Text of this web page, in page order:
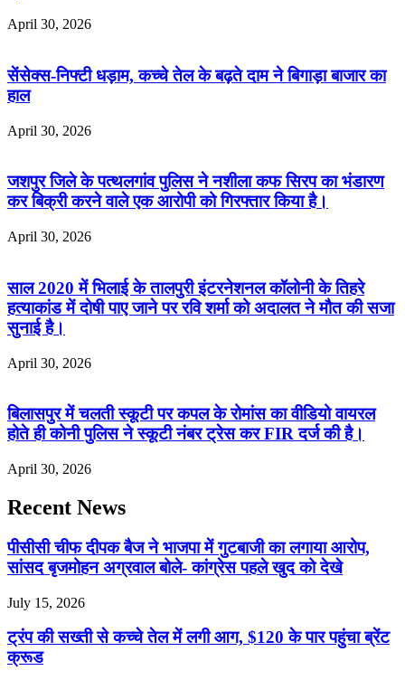
April 30, 2026
सेंसेक्स-निफ्टी धड़ाम, कच्चे तेल के बढ़ते दाम ने बिगाड़ा बाजार का
हाल
April 30, 2026
जशपुर जिले के पत्थलगांव पुलिस ने नशीला कफ सिरप का भंडारण
कर बिक्री करने वाले एक आरोपी को गिरफ्तार किया है।
April 30, 2026
साल 2020 में भिलाई के तालपुरी इंटरनेशनल कॉलोनी के तिहरे
हत्याकांड में दोषी पाए जाने पर रवि शर्मा को अदालत ने मौत की सजा
सुनाई है।
April 30, 2026
बिलासपुर में चलती स्कूटी पर कपल के रोमांस का वीडियो वायरल
होते ही कोनी पुलिस ने स्कूटी नंबर ट्रेस कर FIR दर्ज की है।
April 30, 2026
Recent News
पीसीसी चीफ दीपक बैज ने भाजपा में गुटबाजी का लगाया आरोप,
सांसद बृजमोहन अग्रवाल बोले- कांग्रेस पहले खुद को देखे
July 15, 2026
ट्रंप की सख्ती से कच्चे तेल में लगी आग, $120 के पार पहुंचा ब्रेंट
क्रूड